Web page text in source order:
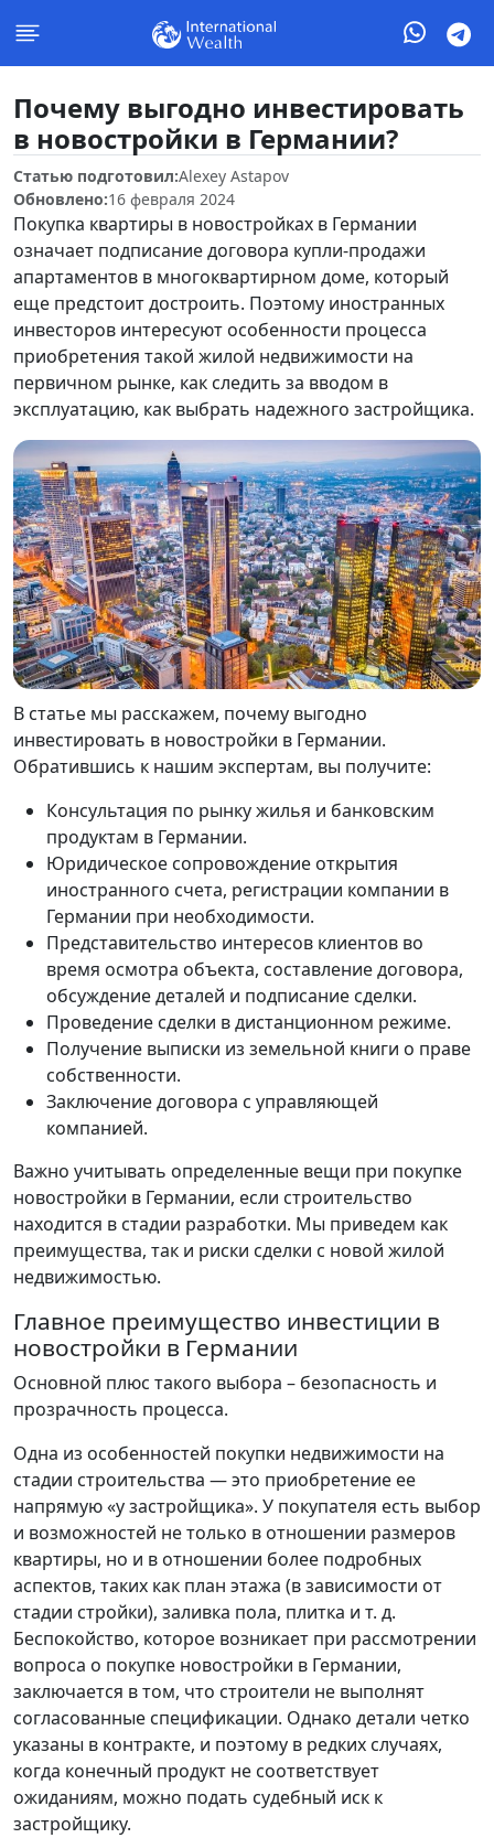
Почему выгодно инвестировать
в новостройки в Германии?
Статью подготовил:Alexey Astapov
Обновлено:16 февраля 2024
Покупка квартиры в новостройках в Германии
означает подписание договора купли-продажи
апартаментов в многоквартирном доме, который
еще предстоит достроить. Поэтому иностранных
инвесторов интересуют особенности процесса
приобретения такой жилой недвижимости на
первичном рынке, как следить за вводом в
эксплуатацию, как выбрать надежного застройщика.
В статье мы расскажем, почему выгодно
инвестировать в новостройки в Германии.
Обратившись к нашим экспертам, вы получите:
Консультация по рынку жилья и банковским
продуктам в Германии.
Юридическое сопровождение открытия
иностранного счета, регистрации компании в
Германии при необходимости.
Представительство интересов клиентов во
время осмотра объекта, составление договора,
обсуждение деталей и подписание сделки.
Проведение сделки в дистанционном режиме.
Получение выписки из земельной книги о праве
собственности.
Заключение договора с управляющей
компанией.
Важно учитывать определенные вещи при покупке
новостройки в Германии, если строительство
находится в стадии разработки. Мы приведем как
преимущества, так и риски сделки с новой жилой
недвижимостью.
Главное преимущество инвестиции в
новостройки в Германии
Основной плюс такого выбора – безопасность и
прозрачность процесса.
Одна из особенностей покупки недвижимости на
стадии строительства — это приобретение ее
напрямую «у застройщика». У покупателя есть выбор
и возможностей не только в отношении размеров
квартиры, но и в отношении более подробных
аспектов, таких как план этажа (в зависимости от
стадии стройки), заливка пола, плитка и т. д.
Беспокойство, которое возникает при рассмотрении
вопроса о покупке новостройки в Германии,
заключается в том, что строители не выполнят
согласованные спецификации. Однако детали четко
указаны в контракте, и поэтому в редких случаях,
когда конечный продукт не соответствует
ожиданиям, можно подать судебный иск к
застройщику.